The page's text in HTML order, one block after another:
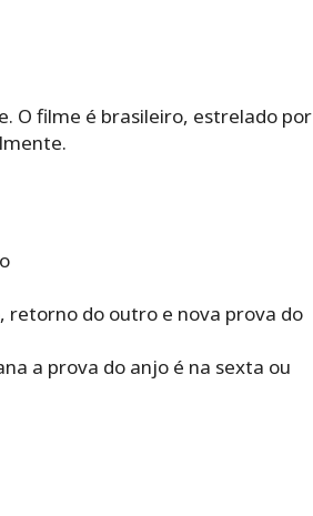
O filme é brasileiro, estrelado por
do outro e nova prova do
a prova do anjo é na sexta ou